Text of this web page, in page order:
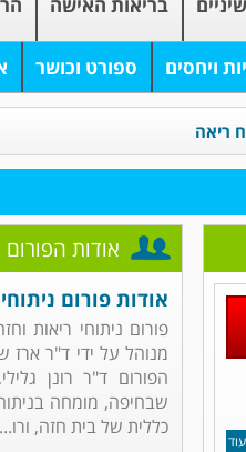
ויחסים ספורט וכושר
ריאה
אודות הפורום
אודות פורום
פורום ניתוחי ריאות
מנוהל על ידי ד"ר ארז
הפורום ד"ר רונן
שבחיפה, מומחה
כללית של בית חזה, ורו...